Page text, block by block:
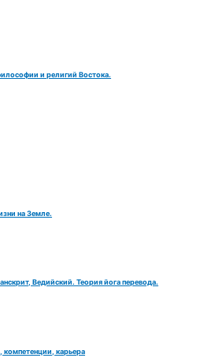
и религий Востока.
на Земле.
Ведийский. Теория йога перевода.
компетенции, карьера